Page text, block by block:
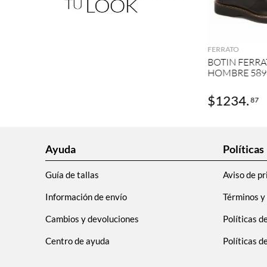
FERRATO
BOTIN
HOMBRE
$1234.87
Ayuda
Guía de tallas
Información de envío
Cambios y devoluciones
Centro de ayuda
Políticas
Aviso de
Términos
Políticas
Políticas